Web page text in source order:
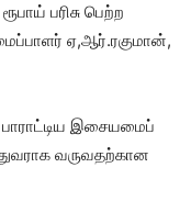
பரிசு பெற்ற
ஏ,ஆர்.ரகுமான்,
இசையமைப்
வருவதற்கான